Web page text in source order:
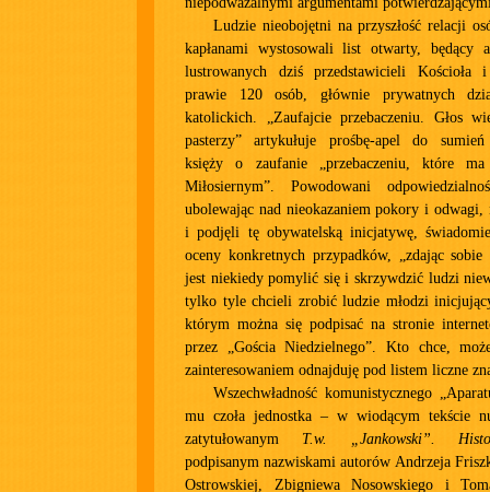
Ludzie nieobojętni na przyszłość relacji
kapłanami wystosowali list otwarty, będący
lustrowanych dziś przedstawicieli Kościoła
prawie 120 osób, głównie prywatnych
katolickich. „Zaufajcie przebaczeniu. Głos
pasterzy” artykułuje prośbę-apel do sumień
księży o zaufanie „przebaczeniu, które
Miłosiernym”. Powodowani
ubolewając nad nieokazaniem pokory i
i podjęli tę obywatelską inicjatywę,
oceny konkretnych przypadków, „zdając sobie
jest niekiedy pomylić się i skrzywdzić ludzi
tylko tyle chcieli zrobić ludzie młodzi
którym można się podpisać na stronie
przez „Gościa Niedzielnego”. Kto chce,
zainteresowaniem odnajduję pod listem liczne
Wszechwładność komunistycznego
mu czoła jednostka – w wiodącym tekście
zatytułowanym T.w. „Jankowski”.
podpisanym nazwiskami autorów Andrzeja
Ostrowskiej, Zbigniewa Nosowskiego i